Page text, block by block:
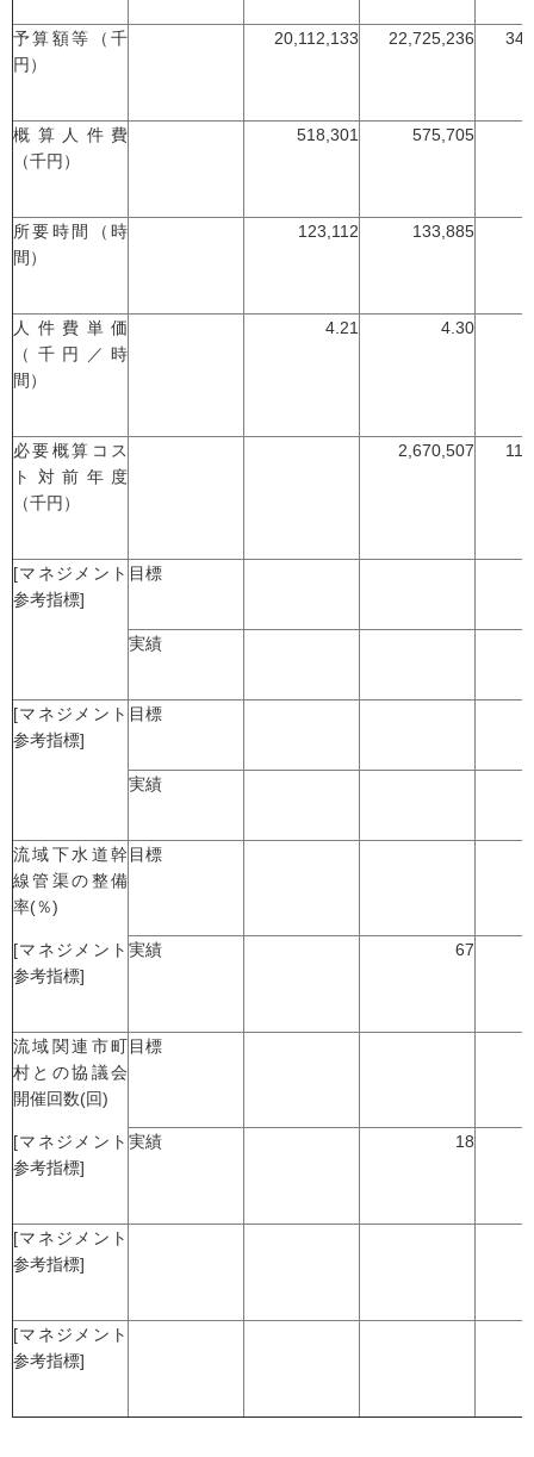
予算額等（千
円）
20,112,133 22,725,236
概算人件費
（千円）
518,301 575,705
所要時間（時
間）
123,112 133,885
人件費単価
（千円／時
間）
4.21 4.30
必要概算コス
ト対前年度
（千円）
2,670,507
[マネジメント
参考指標]
目標
実績
[マネジメント
参考指標]
目標
実績
流域下水道幹
線管渠の整備
率(％)
[マネジメント
参考指標]
目標
実績 67
流域関連市町
村との協議会
開催回数(回)
[マネジメント
参考指標]
目標
実績 18
[マネジメント
参考指標]
[マネジメント
参考指標]